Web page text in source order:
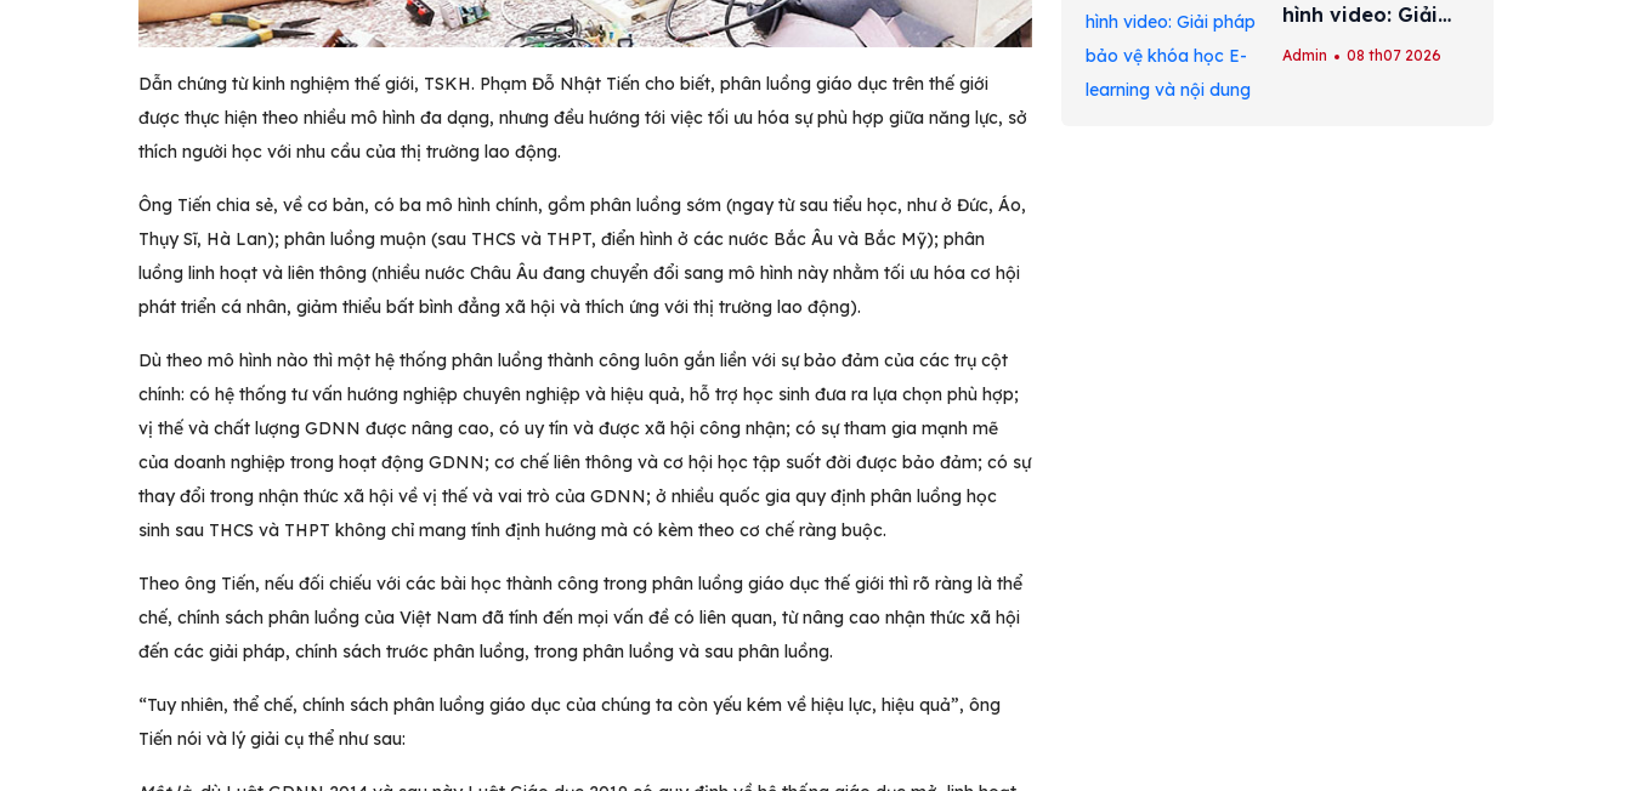
Dẫn chứng từ kinh nghiệm thế giới, TSKH. Phạm Đỗ Nhật Tiến cho biết, phân luồng giáo dục trên thế giới
được thực hiện theo nhiều mô hình đa dạng, nhưng đều hướng tới việc tối ưu hóa sự phù hợp giữa năng lực, sở
thích người học với nhu cầu của thị trường lao động.
Ông Tiến chia sẻ, về cơ bản, có ba mô hình chính, gồm phân luồng sớm (ngay từ sau tiểu học, như ở Đức, Áo,
Thụy Sĩ, Hà Lan); phân luồng muộn (sau THCS và THPT, điển hình ở các nước Bắc Âu và Bắc Mỹ); phân
luồng linh hoạt và liên thông (nhiều nước Châu Âu đang chuyển đổi sang mô hình này nhằm tối ưu hóa cơ hội
phát triển cá nhân, giảm thiểu bất bình đẳng xã hội và thích ứng với thị trường lao động).
Dù theo mô hình nào thì một hệ thống phân luồng thành công luôn gắn liền với sự bảo đảm của các trụ cột
chính: có hệ thống tư vấn hướng nghiệp chuyên nghiệp và hiệu quả, hỗ trợ học sinh đưa ra lựa chọn phù hợp;
vị thế và chất lượng GDNN được nâng cao, có uy tín và được xã hội công nhận; có sự tham gia mạnh mẽ
của doanh nghiệp trong hoạt động GDNN; cơ chế liên thông và cơ hội học tập suốt đời được bảo đảm; có sự
thay đổi trong nhận thức xã hội về vị thế và vai trò của GDNN; ở nhiều quốc gia quy định phân luồng học
sinh sau THCS và THPT không chỉ mang tính định hướng mà có kèm theo cơ chế ràng buộc.
Theo ông Tiến, nếu đối chiếu với các bài học thành công trong phân luồng giáo dục thế giới thì rõ ràng là thể
chế, chính sách phân luồng của Việt Nam đã tính đến mọi vấn đề có liên quan, từ nâng cao nhận thức xã hội
đến các giải pháp, chính sách trước phân luồng, trong phân luồng và sau phân luồng.
“Tuy nhiên, thể chế, chính sách phân luồng giáo dục của chúng ta còn yếu kém về hiệu lực, hiệu quả”, ông
Tiến nói và lý giải cụ thể như sau:
hình video: Giải
pháp bảo vệ khóa
Admin 08 th07 2026